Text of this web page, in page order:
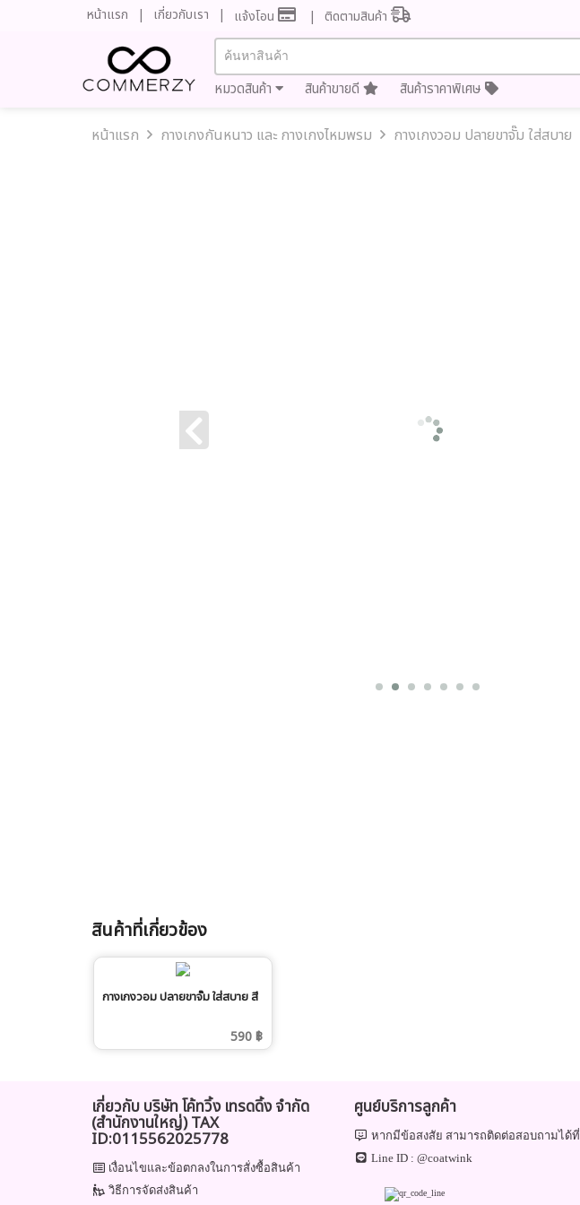
หน้าแรก เกี่ยวกับเรา แจ้งโอน ติดตามสินค้า
หมวดสินค้า สินค้าขายดี สินค้าราคาพิเศษ
หน้าแรก กางเกงกันหนาว และ กางเกงไหมพรม กางเกงวอม ปลายขาจั๊ม ใส่สบาย
สินค้าที่เกี่ยวข้อง
กางเกงวอม ปลายขาจั๊ม ใส่สบาย สี
590 ฿
เกี่ยวกับ บริษัท โค้ทวิ้ง เทรดดิ้ง จำกัด
(สำนักงานใหญ่) TAX
ID:0115562025778
เงื่อนไขและข้อตกลงในการสั่งซื้อสินค้า
วิธีการจัดส่งสินค้า
ศูนย์บริการลูกค้า
หากมีข้อสงสัย สามารถติดต่อสอบถามได้ที่
Line ID : @coatwink